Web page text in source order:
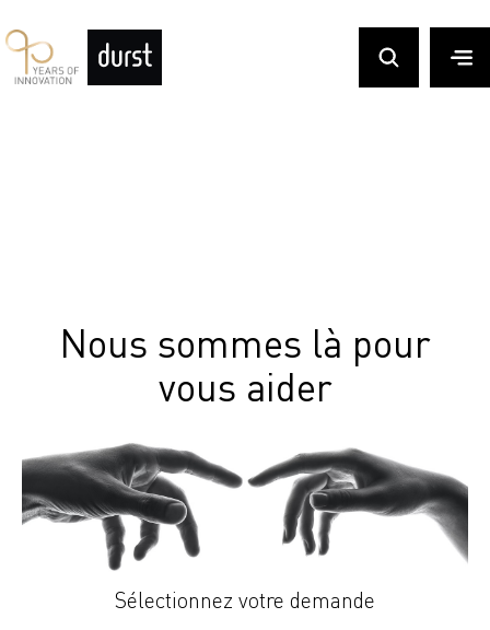
Nous sommes là pour
vous aider
Sélectionnez votre demande